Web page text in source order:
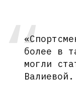
более в
могли